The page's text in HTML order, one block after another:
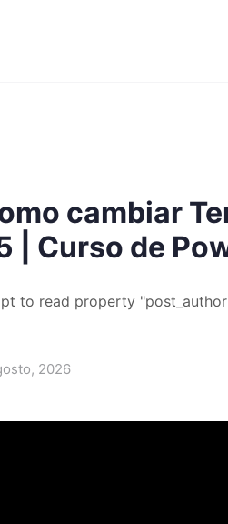
cambiar
| Curso de
to read property
2026